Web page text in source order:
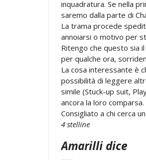
inquadratura. Se nella
saremo dalla parte di
La trama procede
annoiarsi o motivo per
Ritengo che questo sia
per qualche ora,
La cosa interessante è
possibilità di leggere
simile (Stuck-up suit,
ancora la loro comparsa.
Consigliato a chi cerca
4 stelline
Amarilli dice